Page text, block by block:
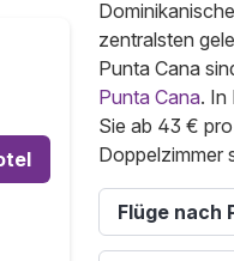
zentralsten
Punta Cana
Punta Cana. In
Sie ab 43 €
Doppelzimmer
Flüge nach